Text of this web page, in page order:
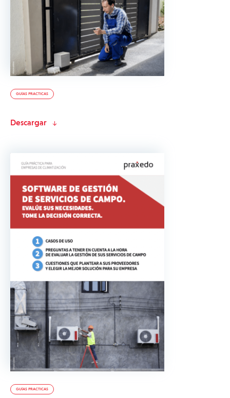
GUÍAS PRACTICAS
Descargar
GUÍAS PRACTICAS